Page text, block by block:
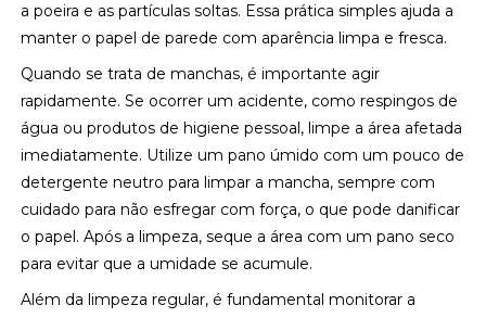
a poeira e as partículas soltas. Essa prática simples ajuda a
manter o papel de parede com aparência limpa e fresca.
Quando se trata de manchas, é importante agir
rapidamente. Se ocorrer um acidente, como respingos de
água ou produtos de higiene pessoal, limpe a área afetada
imediatamente. Utilize um pano úmido com um pouco de
detergente neutro para limpar a mancha, sempre com
cuidado para não esfregar com força, o que pode danificar
o papel. Após a limpeza, seque a área com um pano seco
para evitar que a umidade se acumule.
Além da limpeza regular, é fundamental monitorar a